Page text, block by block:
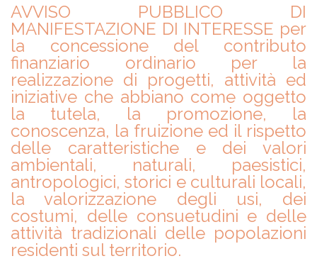
AVVISO PUBBLICO DI
MANIFESTAZIONE DI INTERESSE per
la concessione del contributo
finanziario ordinario per la
realizzazione di progetti, attività ed
iniziative che abbiano come oggetto
la tutela, la promozione, la
conoscenza, la fruizione ed il rispetto
delle caratteristiche e dei valori
ambientali, naturali, paesistici,
antropologici, storici e culturali locali,
la valorizzazione degli usi, dei
costumi, delle consuetudini e delle
attività tradizionali delle popolazioni
residenti sul territorio.